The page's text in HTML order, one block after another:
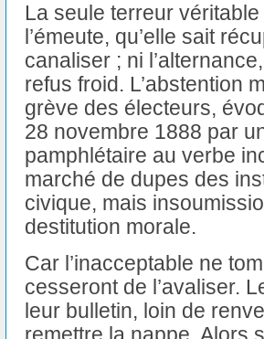
La seule terreur
l’émeute, qu’elle sait
canaliser ; ni
refus froid. L’abstention
grève des électeurs,
28 novembre 1888 par
pamphlétaire au verbe
marché de dupes des
civique, mais
destitution morale.
Car l’inacceptable ne
cesseront de l’avaliser.
leur bulletin, loin de